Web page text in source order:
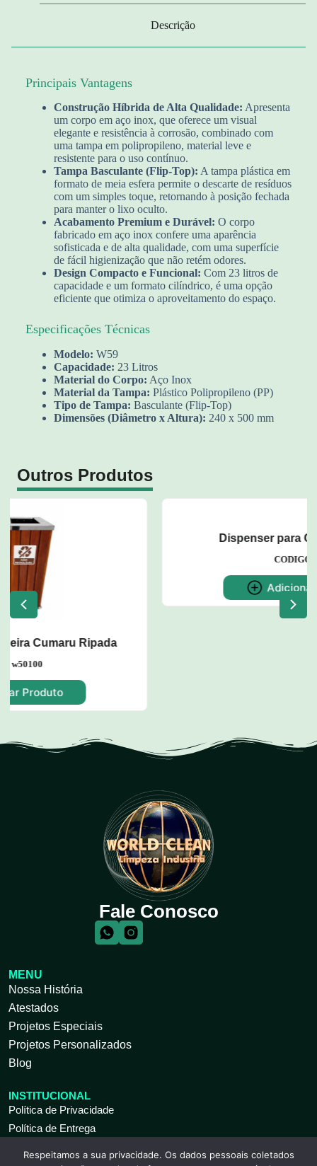
Descrição
Principais Vantagens
Construção Híbrida de Alta Qualidade: Apresenta
um corpo em aço inox, que oferece um visual
elegante e resistência à corrosão, combinado com
uma tampa em polipropileno, material leve e
resistente para o uso contínuo.
Tampa Basculante (Flip-Top): A tampa plástica em
formato de meia esfera permite o descarte de resíduos
com um simples toque, retornando à posição fechada
para manter o lixo oculto.
Acabamento Premium e Durável: O corpo
fabricado em aço inox confere uma aparência
sofisticada e de alta qualidade, com uma superfície
de fácil higienização que não retém odores.
Design Compacto e Funcional: Com 23 litros de
capacidade e um formato cilíndrico, é uma opção
eficiente que otimiza o aproveitamento do espaço.
Especificações Técnicas
Modelo: W59
Capacidade: 23 Litros
Material do Corpo: Aço Inox
Material da Tampa: Plástico Polipropileno (PP)
Tipo de Tampa: Basculante (Flip-Top)
Dimensões (Diâmetro x Altura): 240 x 500 mm
Outros Produtos
Dispenser para Copos de Água
Fale Conosco
MENU
Nossa História
Atestados
Projetos Especiais
Projetos Personalizados
Blog
INSTITUCIONAL
Política de Privacidade
Política de Entrega
ATENDIMENTO AO CLIENTE
Respeitamos a sua privacidade. Os dados pessoais coletados